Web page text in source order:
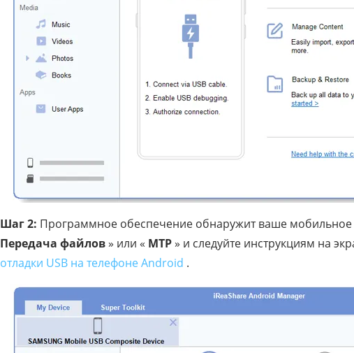
Шаг 2: Программное обеспечение обнаружит ваше мобильное
Передача файлов» или « MTP» и следуйте инструкциям на
отладки USB на телефоне Android .